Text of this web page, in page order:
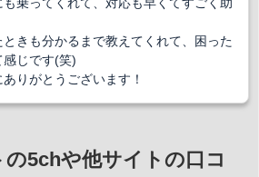
きも分かるまで教えてくれて、困った
感じです(笑)
りがとうございます！
5chや他サイトの口コ